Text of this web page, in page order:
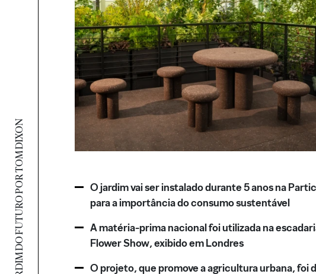
JARDIM DO FUTURO POR TOM DIXON
O jardim vai ser instalado durante 5 anos na
para a importância do consumo sustentável
A matéria-prima nacional foi utilizada na
Flower Show, exibido em Londres
O projeto, que promove a agricultura urbana,